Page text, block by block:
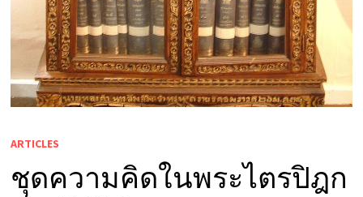
ARTICLES
ชุดความคิดในพระไตรปิฎก